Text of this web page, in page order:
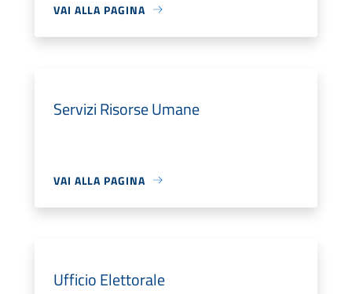
VAI ALLA PAGINA
Servizi Risorse Umane
VAI ALLA PAGINA
Ufficio Elettorale